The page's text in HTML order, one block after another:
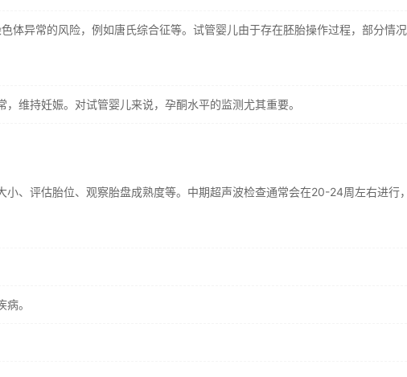
体异常的风险，例如唐氏综合征等。试管婴儿由于存在胚胎操作过程，部分情况
维持妊娠。对试管婴儿来说，孕酮水平的监测尤其重要。
、评估胎位、观察胎盘成熟度等。中期超声波检查通常会在20-24周左右进行，
。